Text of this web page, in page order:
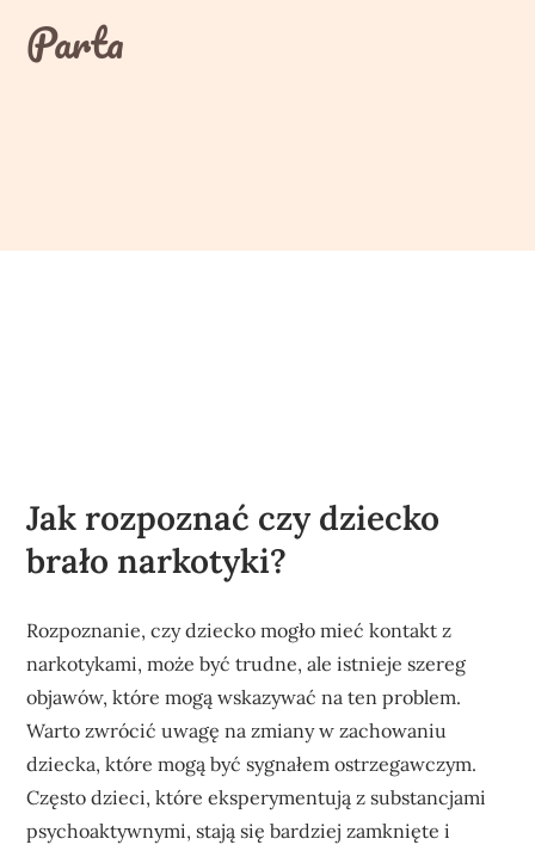
contentParta
Jak rozpoznać czy dziecko
brało narkotyki?
Rozpoznanie, czy dziecko mogło mieć kontakt z
narkotykami, może być trudne, ale istnieje szereg
objawów, które mogą wskazywać na ten problem.
Warto zwrócić uwagę na zmiany w zachowaniu
dziecka, które mogą być sygnałem ostrzegawczym.
Często dzieci, które eksperymentują z substancjami
psychoaktywnymi, stają się bardziej zamknięte i